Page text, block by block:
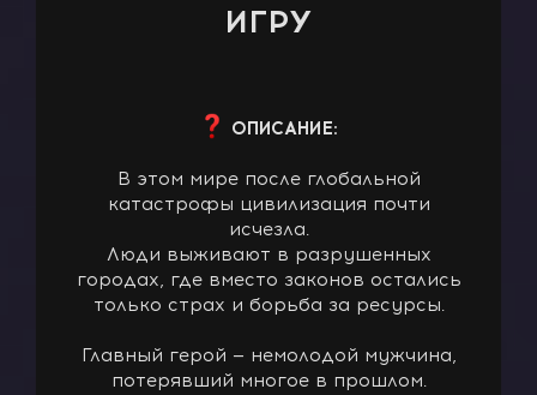
ИГРУ
ОПИСАНИЕ:
В этом мире после глобальной
катастрофы цивилизация почти
исчезла.
Люди выживают в разрушенных
городах, где вместо законов остались
только страх и борьба за ресурсы.
Главный герой — немолодой мужчина,
потерявший многое в прошлом.